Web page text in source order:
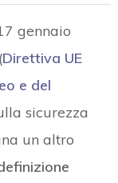
gennaio
(Direttiva UE
e del
sicurezza
un altro